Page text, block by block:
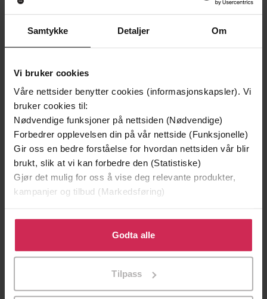
Samtykke Detaljer Om
Vi bruker cookies
Våre nettsider benytter cookies (informasjonskapsler). Vi
bruker cookies til:
Nødvendige funksjoner på nettsiden (Nødvendige)
Forbedrer opplevelsen din på vår nettside (Funksjonelle)
Gir oss en bedre forståelse for hvordan nettsiden vår blir
brukt, slik at vi kan forbedre den (Statistiske)
Gjør det mulig for oss å vise deg relevante produkter,
kampanjer og tilbud (Markedsføring)
Klikk på «Godta alle» for å gi oss ditt samtykke til å
bruke cookies for alle disse formålene. Du kan også
tilpasse ditt samtykke til spesifikke formål ved å klikke
Godta alle
Tilpass
Det henger en engel alene i skogen
LYDBOK
Skråpånatta
LYDBOK